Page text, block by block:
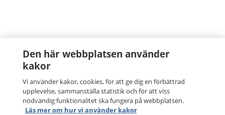
Den här webbplatsen använder
kakor
Vi använder kakor, cookies, för att ge dig en förbättrad
upplevelse, sammanställa statistik och för att viss
nödvändig funktionalitet ska fungera på webbplatsen.
Läs mer om hur vi använder kakor